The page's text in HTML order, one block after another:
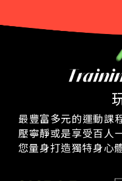
最豐富多元的運動課
壓寧靜或是享受百人
您量身打造獨特身心